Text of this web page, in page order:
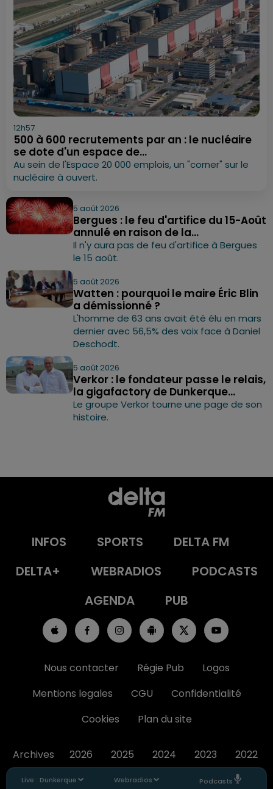
Live : Dunkerque Webradios Podcasts
12h57
500 à 600 recrutements par an : le nucléaire
se dote d'un espace de...
Au sein de l'Espace 20 000 emplois, un "corner" sur le
nucléaire à ouvert.
5 août 2026
Bergues : le feu d'artifice du 15-Août
annulé en raison de la...
Il n'y aura pas de feu d'artifice à Bergues
le 15 août.
5 août 2026
Watten : pourquoi le maire Éric Blin
a démissionné ?
L'homme de 63 ans avait été élu en mars
dernier avec 56,5% des voix face à Daniel
Deschodt.
5 août 2026
Verkor : le fondateur passe le relais,
la gigafactory de Dunkerque...
Le groupe Verkor tourne une page de son
histoire.
INFOS SPORTS
DELTA FM
DELTA+
WEBRADIOS
PODCASTS
AGENDA
PUB
Nous contacter Régie Pub
Logos
Mentions legales
CGU
Confidentialité
Cookies
Plan du site
Archives 2026 2025 2024 2023 2022